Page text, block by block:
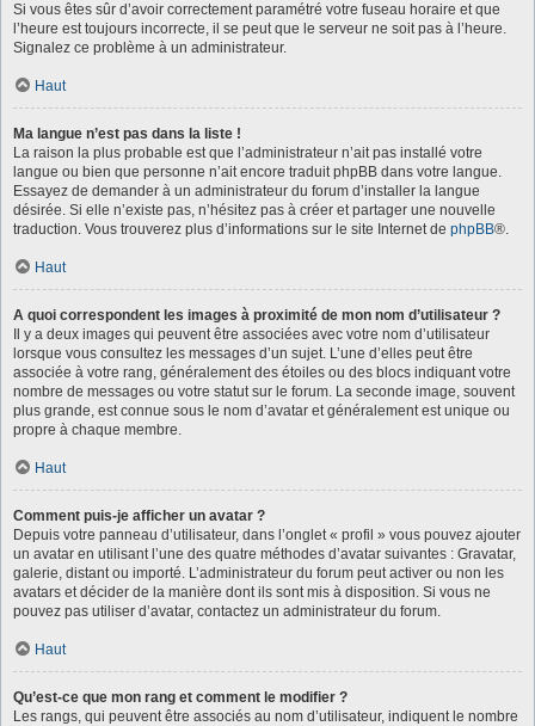
Si vous êtes sûr d’avoir correctement paramétré votre fuseau horaire et que
l’heure est toujours incorrecte, il se peut que le serveur ne soit pas à l’heure.
Signalez ce problème à un administrateur.
Haut
Ma langue n’est pas dans la liste !
La raison la plus probable est que l’administrateur n’ait pas installé votre
langue ou bien que personne n’ait encore traduit phpBB dans votre langue.
Essayez de demander à un administrateur du forum d’installer la langue
désirée. Si elle n’existe pas, n’hésitez pas à créer et partager une nouvelle
traduction. Vous trouverez plus d’informations sur le site Internet de phpBB®.
Haut
A quoi correspondent les images à proximité de mon nom d’utilisateur ?
Il y a deux images qui peuvent être associées avec votre nom d’utilisateur
lorsque vous consultez les messages d’un sujet. L’une d’elles peut être
associée à votre rang, généralement des étoiles ou des blocs indiquant votre
nombre de messages ou votre statut sur le forum. La seconde image, souvent
plus grande, est connue sous le nom d’avatar et généralement est unique ou
propre à chaque membre.
Haut
Comment puis-je afficher un avatar ?
Depuis votre panneau d’utilisateur, dans l’onglet « profil » vous pouvez ajouter
un avatar en utilisant l’une des quatre méthodes d’avatar suivantes : Gravatar,
galerie, distant ou importé. L’administrateur du forum peut activer ou non les
avatars et décider de la manière dont ils sont mis à disposition. Si vous ne
pouvez pas utiliser d’avatar, contactez un administrateur du forum.
Haut
Qu’est-ce que mon rang et comment le modifier ?
Les rangs, qui peuvent être associés au nom d’utilisateur, indiquent le nombre